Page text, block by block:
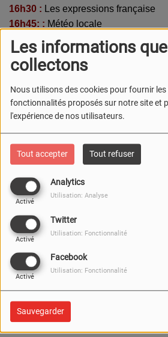
Les informations
collectons
Nous utilisons des cookies pour fournir les
fonctionnalités proposés sur notre site et
l'expérience de nos utilisateurs.
Tout accepter Tout refuser
Analytics
Activé
Utilisation: Analyse
Twitter
Activé
Utilisation: Fonctionnalité
Facebook
Activé
Utilisation: Fonctionnalité
Sauvegarder
16h30 : Les expressions française
16h45: : Météo locale
Bel été sur radio Zig Zag!!